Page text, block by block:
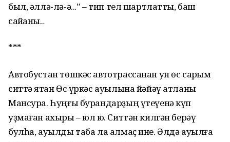
был, әллә-лә-ә...” – тип тел шартлатты, баш
сайҡаны..
***
Автобустан төшкәс автотрассанан ун өс саҡрым
ситтә ятҡан Өс үркәс ауылына йәйәү атланы
Мансура. Һуңғы бурандарҙың үтеүенә күп
уҙмаған ахыры – юл юҡ. Ситтән килгән берәү
булһа, ауылды таба ла алмаҫ ине. Әлдә ауылға